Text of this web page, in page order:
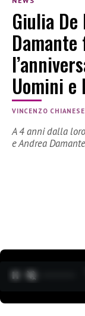
Giulia
Uomini e
VINCENZO CHIANESE
A 4 anni dalla
e Andrea